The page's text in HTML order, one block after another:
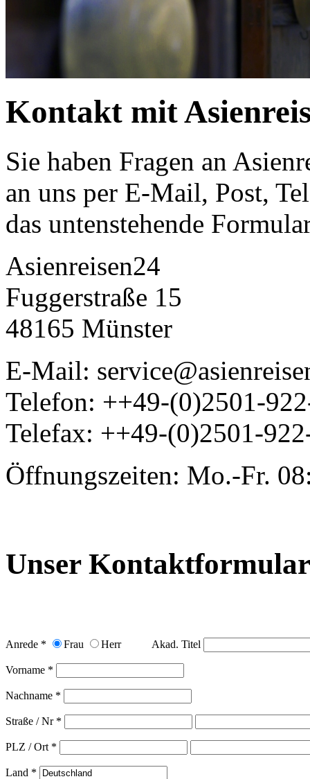
Kontakt mit
Sie haben Fragen an
an uns per E-Mail, Post,
das untenstehende
Asienreisen24
Fuggerstraße 15
48165 Münster
E-Mail:
Telefon: ++49-(0)2501-
Telefax: ++49-(0)2501-
Öffnungszeiten: Mo.-Fr.
Unser Kontaktformular
Anrede * Frau Herr Akad. Titel
Vorname *
Nachname *
Straße / Nr *
PLZ / Ort *
Land *